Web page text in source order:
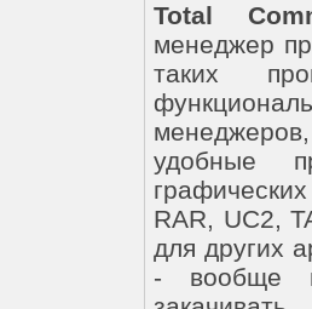
Total
менеджер
таких
удобные
RAR, UC2,
для других
- вообще